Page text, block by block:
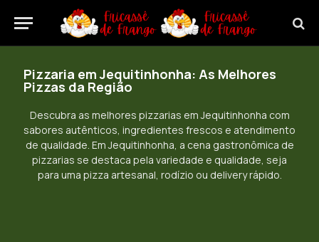
Pizzaria em Jequitinhonha: As Melhores
Pizzas da Região
Descubra as melhores pizzarias em Jequitinhonha com
sabores autênticos, ingredientes frescos e atendimento
de qualidade. Em Jequitinhonha, a cena gastronômica de
pizzarias se destaca pela variedade e qualidade, seja
para uma pizza artesanal, rodízio ou delivery rápido.